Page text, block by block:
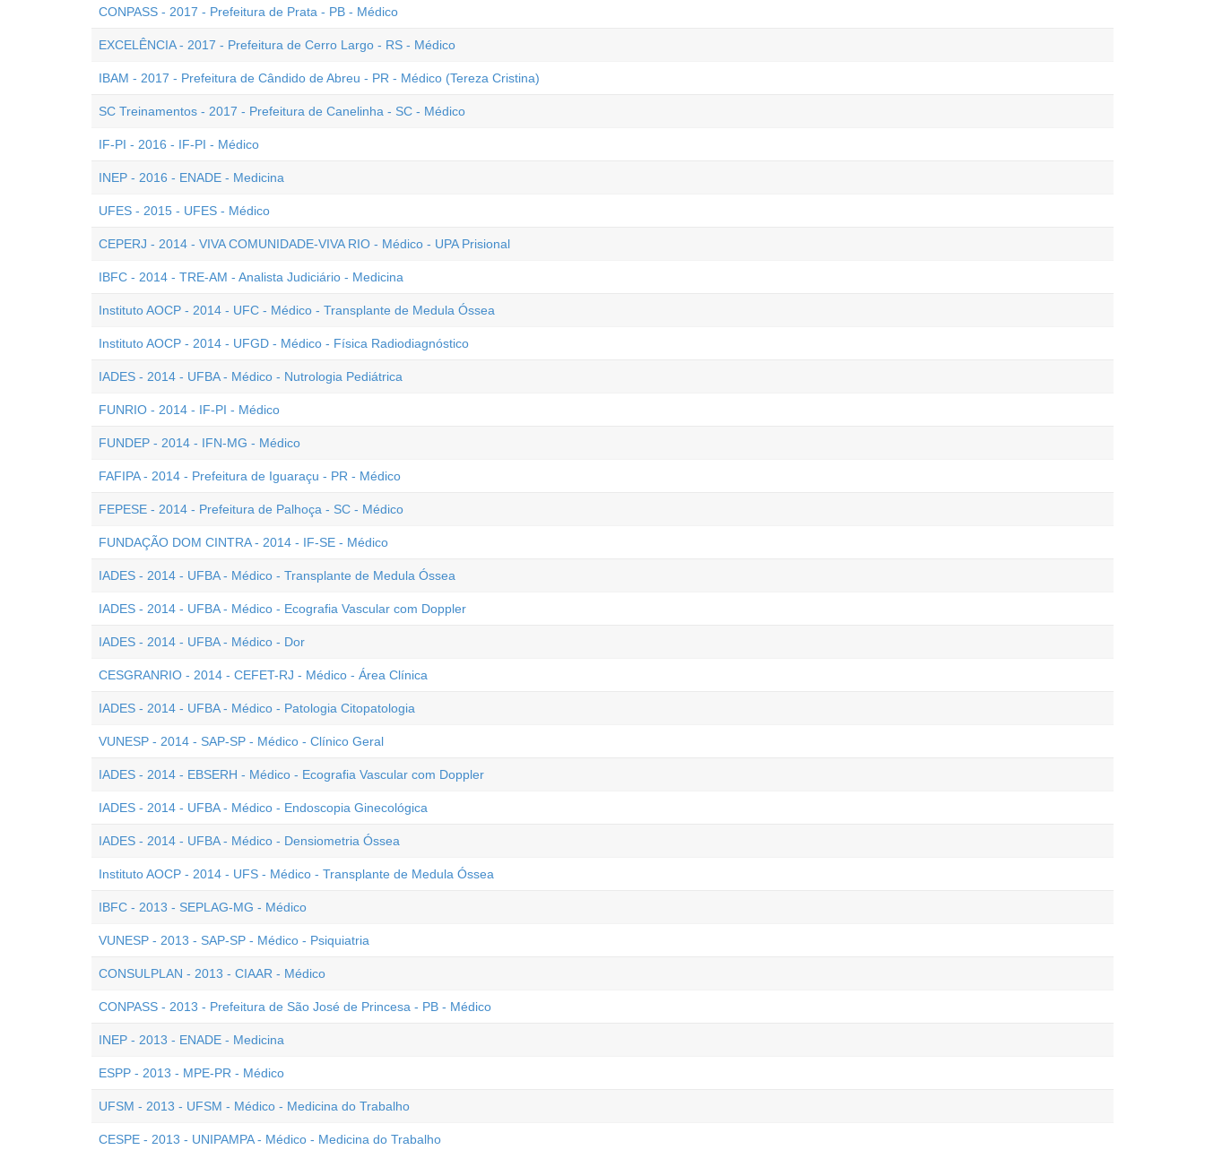
CONPASS - 2017 - Prefeitura de Prata - PB - Médico
EXCELÊNCIA - 2017 - Prefeitura de Cerro Largo - RS - Médico
IBAM - 2017 - Prefeitura de Cândido de Abreu - PR - Médico (Tereza Cristina)
SC Treinamentos - 2017 - Prefeitura de Canelinha - SC - Médico
IF-PI - 2016 - IF-PI - Médico
INEP - 2016 - ENADE - Medicina
UFES - 2015 - UFES - Médico
CEPERJ - 2014 - VIVA COMUNIDADE-VIVA RIO - Médico - UPA Prisional
IBFC - 2014 - TRE-AM - Analista Judiciário - Medicina
Instituto AOCP - 2014 - UFC - Médico - Transplante de Medula Óssea
Instituto AOCP - 2014 - UFGD - Médico - Física Radiodiagnóstico
IADES - 2014 - UFBA - Médico - Nutrologia Pediátrica
FUNRIO - 2014 - IF-PI - Médico
FUNDEP - 2014 - IFN-MG - Médico
FAFIPA - 2014 - Prefeitura de Iguaraçu - PR - Médico
FEPESE - 2014 - Prefeitura de Palhoça - SC - Médico
FUNDAÇÃO DOM CINTRA - 2014 - IF-SE - Médico
IADES - 2014 - UFBA - Médico - Transplante de Medula Óssea
IADES - 2014 - UFBA - Médico - Ecografia Vascular com Doppler
IADES - 2014 - UFBA - Médico - Dor
CESGRANRIO - 2014 - CEFET-RJ - Médico - Área Clínica
IADES - 2014 - UFBA - Médico - Patologia Citopatologia
VUNESP - 2014 - SAP-SP - Médico - Clínico Geral
IADES - 2014 - EBSERH - Médico - Ecografia Vascular com Doppler
IADES - 2014 - UFBA - Médico - Endoscopia Ginecológica
IADES - 2014 - UFBA - Médico - Densiometria Óssea
Instituto AOCP - 2014 - UFS - Médico - Transplante de Medula Óssea
IBFC - 2013 - SEPLAG-MG - Médico
VUNESP - 2013 - SAP-SP - Médico - Psiquiatria
CONSULPLAN - 2013 - CIAAR - Médico
CONPASS - 2013 - Prefeitura de São José de Princesa - PB - Médico
INEP - 2013 - ENADE - Medicina
ESPP - 2013 - MPE-PR - Médico
UFSM - 2013 - UFSM - Médico - Medicina do Trabalho
CESPE - 2013 - UNIPAMPA - Médico - Medicina do Trabalho